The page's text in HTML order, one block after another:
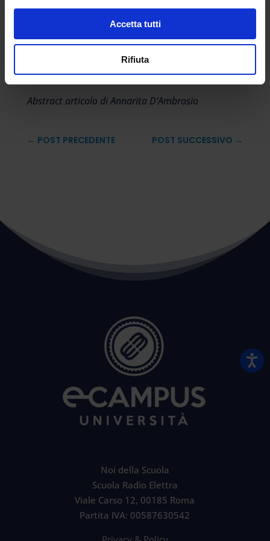
Accetta tutti
Rifiuta
locali. E sì perchè per il tempo pieno occorre
poter predisporre il servizio di mensa a scuola
e, ad oggi, soltanto il 31,5% delle scuole
primarie è dotato di appositi locali.
Abstract articolo di Annarita D’Ambrosio
← POST PRECEDENTE POST SUCCESSIVO →
Noi della Scuola
Scuola Radio Elettra
Viale Carso 12, 00185 Roma
Partita IVA: 00587630542